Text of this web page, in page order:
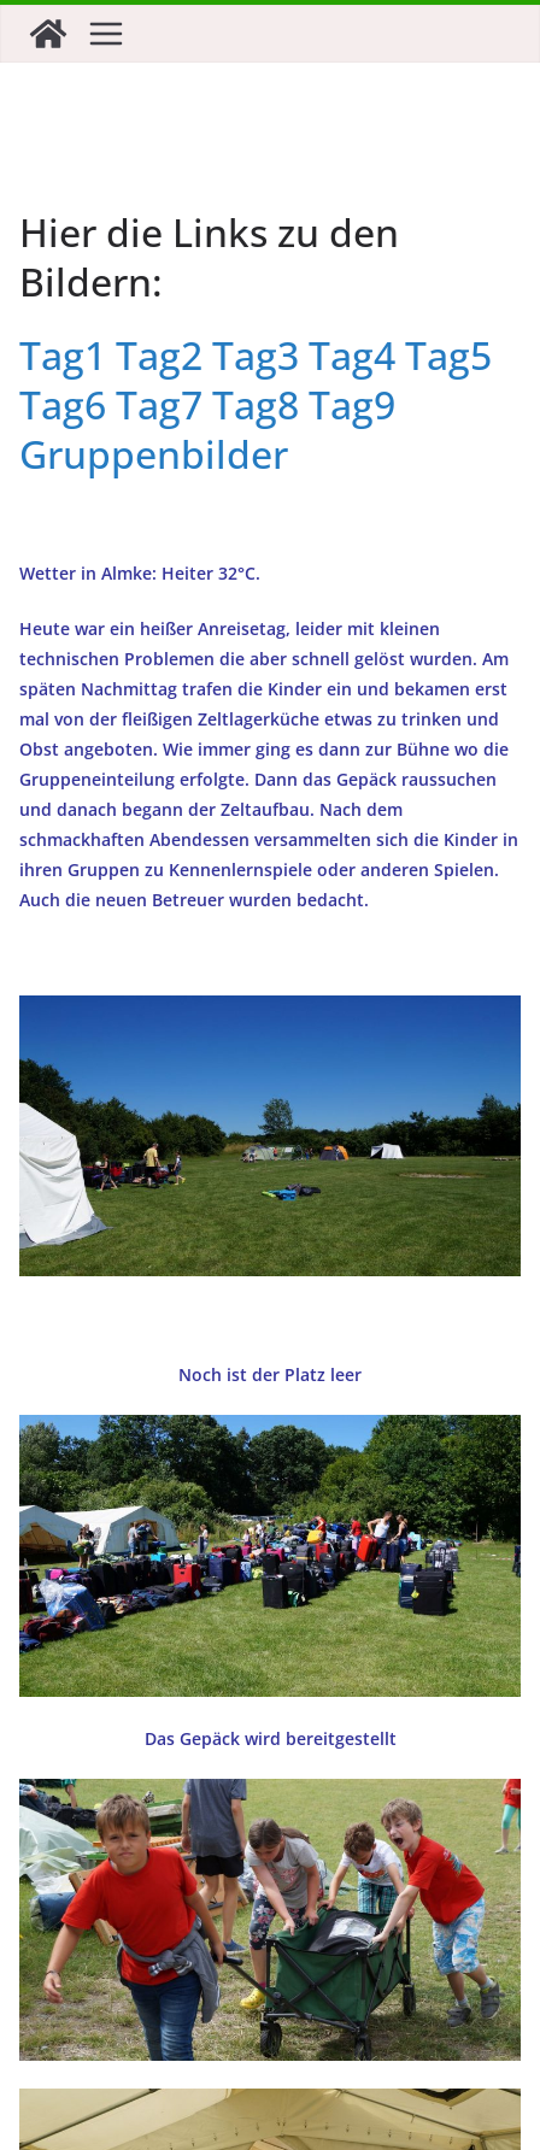
Inhalt
Hier die Links zu den
Bildern:
Tag1 Tag2 Tag3 Tag4Tag5
Tag6 Tag7 Tag8 Tag9
Gruppenbilder
Wetter in Almke: Heiter 32°C.
Heute war ein heißer Anreisetag, leider mit kleinen
technischen Problemen die aber schnell gelöst wurden. Am
späten Nachmittag trafen die Kinder ein und bekamen erst
mal von der fleißigen Zeltlagerküche etwas zu trinken und
Obst angeboten. Wie immer ging es dann zur Bühne wo die
Gruppeneinteilung erfolgte. Dann das Gepäck raussuchen
und danach begann der Zeltaufbau. Nach dem
schmackhaften Abendessen versammelten sich die Kinder in
ihren Gruppen zu Kennenlernspiele oder anderen Spielen.
Auch die neuen Betreuer wurden bedacht.
Noch ist der Platz leer
Das Gepäck wird bereitgestellt